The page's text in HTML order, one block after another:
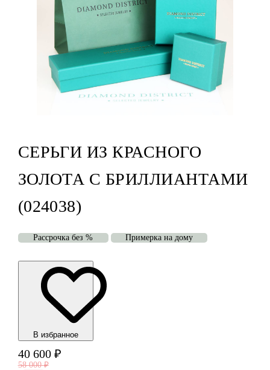
СЕРЬГИ ИЗ КРАСНОГО
ЗОЛОТА С БРИЛЛИАНТАМИ
(024038)
Рассрочка без % Примерка на дому
В избранноe
40 600 ₽
58 000 ₽